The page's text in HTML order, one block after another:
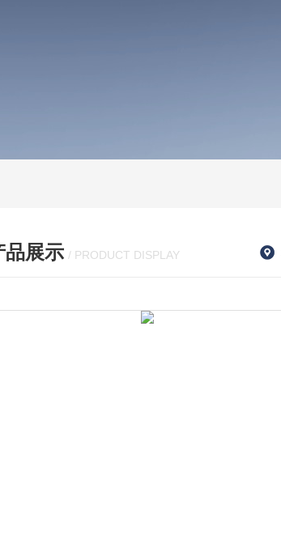
品展示 / PRODUCT DISPLAY